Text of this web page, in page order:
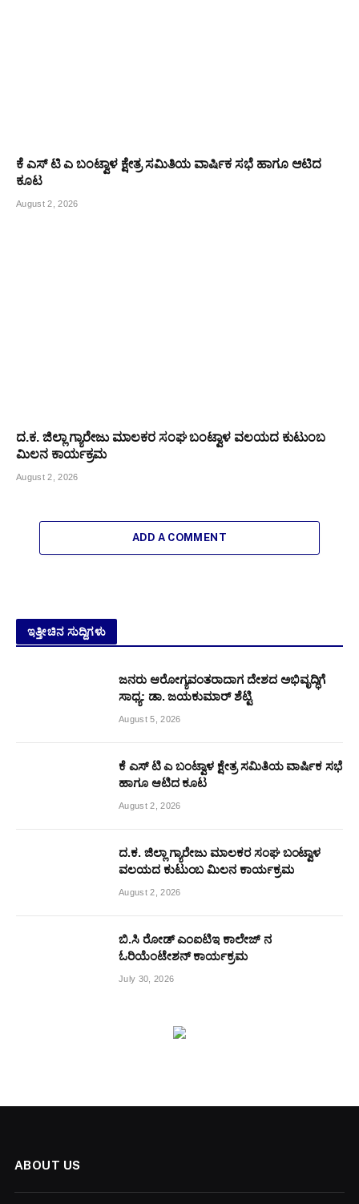
ಕೆ ಎಸ್ ಟಿ ಎ ಬಂಟ್ವಾಳ ಕ್ಷೇತ್ರ ಸಮಿತಿಯ ವಾರ್ಷಿಕ ಸಭೆ ಹಾಗೂ ಆಟಿದ
ಕೂಟ
August 2, 2026
ದ.ಕ. ಜಿಲ್ಲಾ ಗ್ಯಾರೇಜು ಮಾಲಕರ ಸಂಘ ಬಂಟ್ವಾಳ ವಲಯದ ಕುಟುಂಬ
ಮಿಲನ ಕಾರ್ಯಕ್ರಮ
August 2, 2026
ADD A COMMENT
ಇತ್ತೀಚಿನ ಸುದ್ದಿಗಳು
ಜನರು ಆರೋಗ್ಯವಂತರಾದಾಗ ದೇಶದ ಅಭಿವೃದ್ಧಿಗೆ
ಸಾಧ್ಯ: ಡಾ. ಜಯಕುಮಾರ್ ಶೆಟ್ಟಿ
August 5, 2026
ಕೆ ಎಸ್ ಟಿ ಎ ಬಂಟ್ವಾಳ ಕ್ಷೇತ್ರ ಸಮಿತಿಯ ವಾರ್ಷಿಕ ಸಭೆ
ಹಾಗೂ ಆಟಿದ ಕೂಟ
August 2, 2026
ದ.ಕ. ಜಿಲ್ಲಾ ಗ್ಯಾರೇಜು ಮಾಲಕರ ಸಂಘ ಬಂಟ್ವಾಳ
ವಲಯದ ಕುಟುಂಬ ಮಿಲನ ಕಾರ್ಯಕ್ರಮ
August 2, 2026
ಬಿ.ಸಿ ರೋಡ್ ಎಂಐಟಿಇ ಕಾಲೇಜ್ ನ
ಓರಿಯೆಂಟೇಶನ್ ಕಾರ್ಯಕ್ರಮ
July 30, 2026
ABOUT US